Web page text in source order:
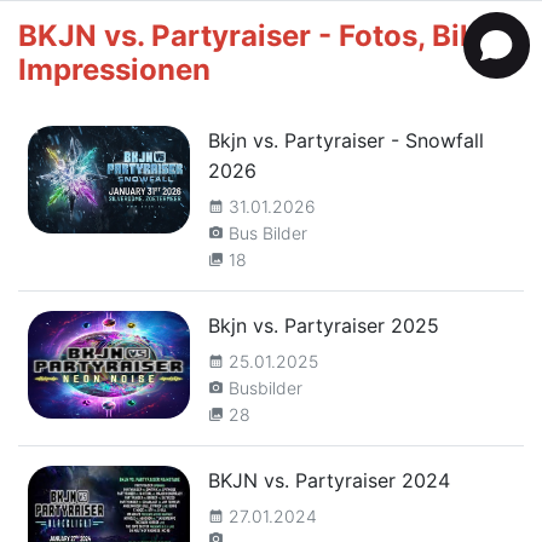
BKJN vs. Partyraiser - Fotos, Bilder,
Impressionen
Bkjn vs. Partyraiser - Snowfall
2026
calendar_month 31.01.2026
camera_alt Bus Bilder
collections 18
Bkjn vs. Partyraiser 2025
calendar_month 25.01.2025
camera_alt Busbilder
collections 28
BKJN vs. Partyraiser 2024
calendar_month 27.01.2024